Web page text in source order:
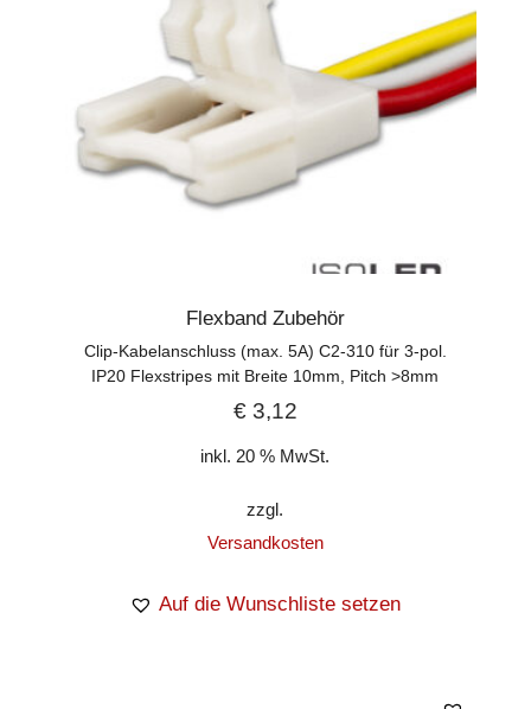
Flexband Zubehör
Clip-Kabelanschluss (max. 5A) C2-310 für 3-pol.
IP20 Flexstripes mit Breite 10mm, Pitch >8mm
€3,12
inkl. 20 % MwSt.
zzgl.
Versandkosten
Auf die Wunschliste setzen